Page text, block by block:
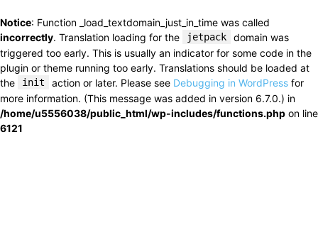
Notice: Function _load_textdomain_just_in_time was called
incorrectly. Translation loading for the jetpack
domain was
triggered too early. This is usually an indicator for some code in the
plugin or theme running too early. Translations should be loaded at
the
init action or later. Please see Debugging in WordPress for
more information. (This message was added in version 6.7.0.) in
/home/u5556038/public_html/wp-includes/functions.php on line
6121